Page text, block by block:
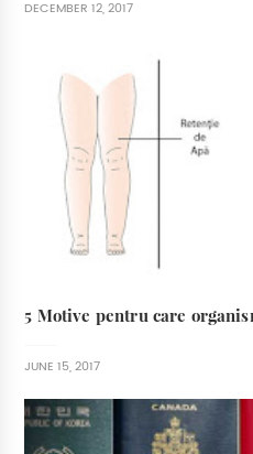
DECEMBER 12, 2017
5 Motive pentru care
JUNE 15, 2017